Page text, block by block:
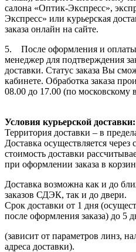
салона «Оптик-Экспресс»,
Экспресс» или курьерская
заказа онлайн на сайте.
5. После оформления и
менеджер для подтверждения
доставки. Статус заказа Вы
кабинете. Обработка заказа
08.00 до 17.00 (по московскому
Условия курьерской доставки:
Территория доставки – в
Доставка осуществляется
стоимость доставки
при оформлении заказа в
Доставка возможна как и до
заказов СДЭК, так и до двери.
Срок доставки от 1 дня
после оформления заказа) до 5
(зависит от параметров линз,
адреса доставки).